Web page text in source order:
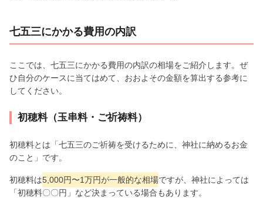
七五三にかかる費用の内訳
ここでは、七五三にかかる費用の内訳の相場をご紹介します。ぜ
ひ自分のケースに当てはめて、おおよその金額を算出する参考に
してください。
初穂料（玉串料・ご祈祷料）
初穂料とは「七五三のご祈祷を受けるために、神社に納めるお金
のこと」です。
初穂料は5,000円〜1万円が一般的な相場ですが、神社によっては
「初穂料〇〇円」など決まっている場合もあります。